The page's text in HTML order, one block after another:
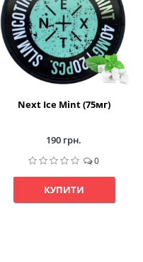
Next Ice Mint (75мг)
190 грн.
0
КУПИТИ